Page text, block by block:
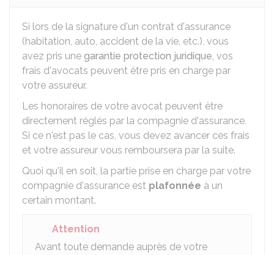
Si lors de la signature d'un contrat d'assurance
(habitation, auto, accident de la vie, etc.), vous
avez pris une garantie protection juridique, vos
frais d'avocats peuvent être pris en charge par
votre assureur.
Les honoraires de votre avocat peuvent être
directement réglés par la compagnie d'assurance.
Si ce n'est pas le cas, vous devez avancer ces frais
et votre assureur vous remboursera par la suite.
Quoi qu'il en soit, la partie prise en charge par votre
compagnie d'assurance est plafonnée à un
certain montant.
Attention
Avant toute demande auprès de votre